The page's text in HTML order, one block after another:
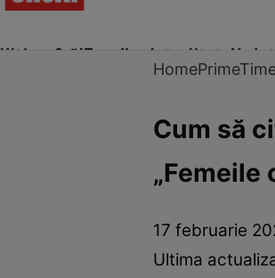
Ultima Oră!Trending Actualitate Vedete
Românii au talent
Home
Cum să
17 februarie
Ultima